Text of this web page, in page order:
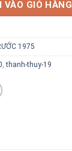
VÀO GIỎ HÀNG
1975
,thanh-thuy-19